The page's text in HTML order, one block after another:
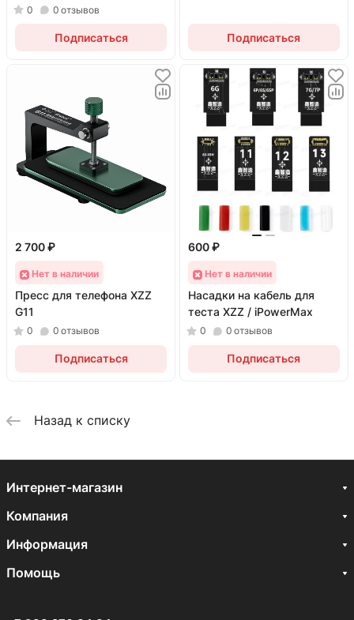
0 0 отзывов
Подписаться Подписаться
2 700 ₽
Нет в наличии
Пресс для телефона XZZ
G11
0 0 отзывов
Подписаться
600 ₽
Нет в наличии
Насадки на кабель для
теста XZZ / iPowerMax
0 0 отзывов
Подписаться
Назад к списку
Интернет-магазин
Компания
Информация
Помощь